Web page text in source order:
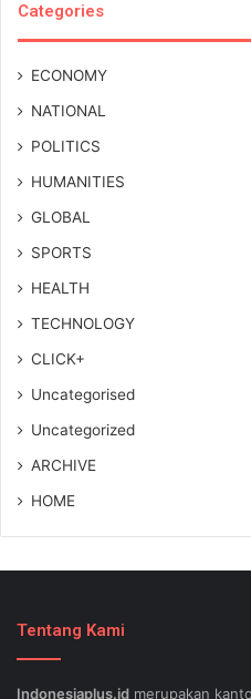
Categories
ECONOMY
NATIONAL
POLITICS
HUMANITIES
GLOBAL
SPORTS
HEALTH
TECHNOLOGY
CLICK+
Uncategorised
Uncategorized
ARCHIVE
HOME
Tentang Kami
Indonesiaplus.id merupakan